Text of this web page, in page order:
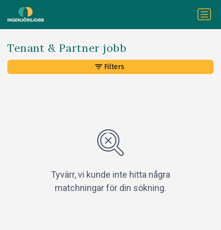
Tenant & Partner jobb
Tyvärr, vi kunde inte hitta några
matchningar för din sökning.
Filters